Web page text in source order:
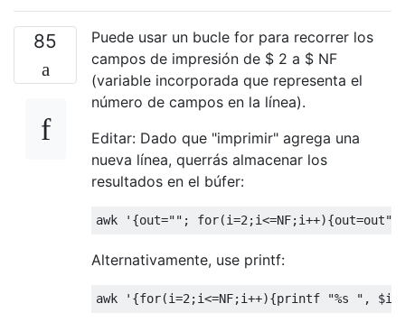
85
Puede usar un bucle for para recorrer los
campos de impresión de $ 2 a $ NF
(variable incorporada que representa el
número de campos en la línea).
Editar: Dado que "imprimir" agrega una
nueva línea, querrás almacenar los
resultados en el búfer:
awk '{out="";
Alternativamente, use printf:
awk '{for(i=2;i<=NF;i++){printf "%s ",